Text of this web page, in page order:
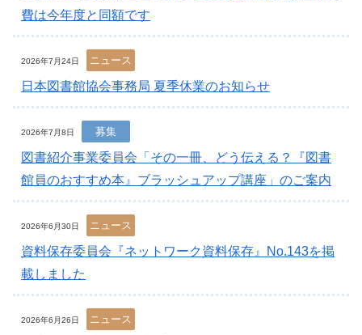
費は今年度と同額です
2026年7月24日 ニュース
日本図書館協会事務局 夏季休業のお知らせ
2026年7月8日 募集
図書紹介事業委員会「その一冊、どう伝える？『図書
館員のおすすめ本』ブラッシュアップ講座」のご案内
2026年6月30日 ニュース
資料保存委員会『ネットワーク資料保存』No.143を掲
載しました
2026年6月26日 ニュース